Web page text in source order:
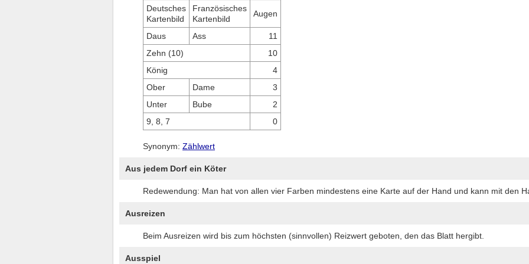
Deutsches
Kartenbild
Französisches
Kartenbild
Augen
Daus Ass
11
Zehn (10)
10
König
4
Ober
Dame
3
Unter
Bube
2
9, 8, 7
0
Synonym: Zählwert
Aus jedem Dorf ein Köter
Redewendung: Man hat von allen vier Farben mindestens eine Karte auf der Hand und kann mit den
Ausreizen
Beim Ausreizen wird bis zum höchsten (sinnvollen) Reizwert geboten, den das Blatt hergibt.
Ausspiel